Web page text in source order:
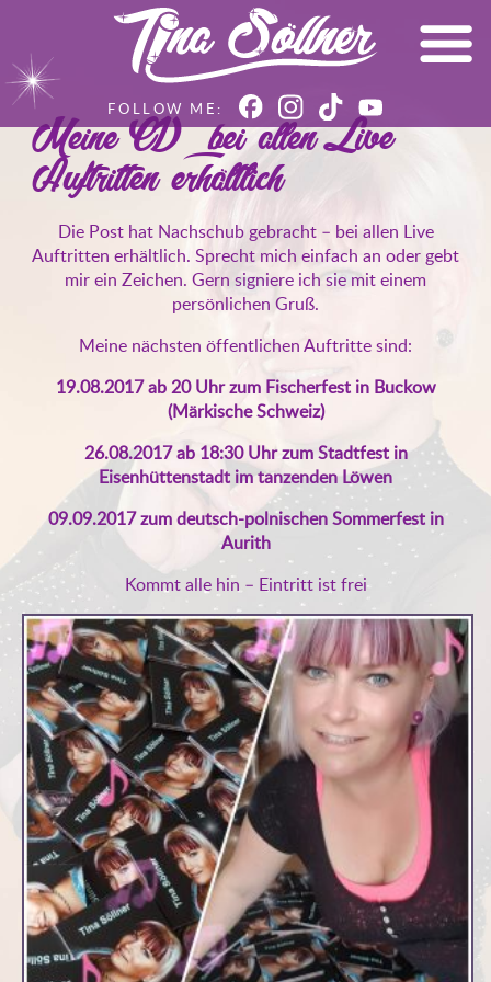
Meine CD – bei allen Live
Auftritten erhältlich
Die Post hat Nachschub gebracht – bei allen Live
Auftritten erhältlich. Sprecht mich einfach an oder gebt
mir ein Zeichen. Gern signiere ich sie mit einem
persönlichen Gruß.
Meine nächsten öffentlichen Auftritte sind:
19.08.2017 ab 20 Uhr zum Fischerfest in Buckow
(Märkische Schweiz)
26.08.2017 ab 18:30 Uhr zum Stadtfest in
Eisenhüttenstadt im tanzenden Löwen
09.09.2017 zum deutsch-polnischen Sommerfest in
Aurith
Kommt alle hin – Eintritt ist frei